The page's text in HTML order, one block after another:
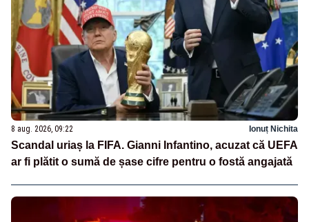
8 aug. 2026, 09:22 Ionuț Nichita
Scandal uriaș la FIFA. Gianni Infantino, acuzat că UEFA
ar fi plătit o sumă de șase cifre pentru o fostă angajată